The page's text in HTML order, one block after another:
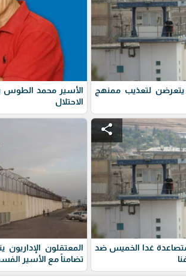
يتعرضن لتعذيب ممنهج
الاحتلال
share
غدا الخميس ضد
المعتقلون
تضامناً مع الأسير